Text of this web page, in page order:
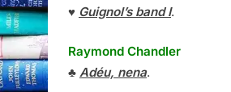
♥ Guignol’s band I.
Raymond Chandler
♣ Adéu, nena.